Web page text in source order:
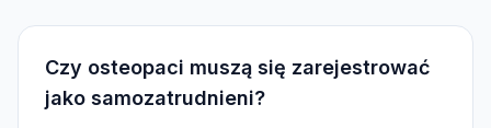
Czy osteopaci muszą się zarejestrować
jako samozatrudnieni?